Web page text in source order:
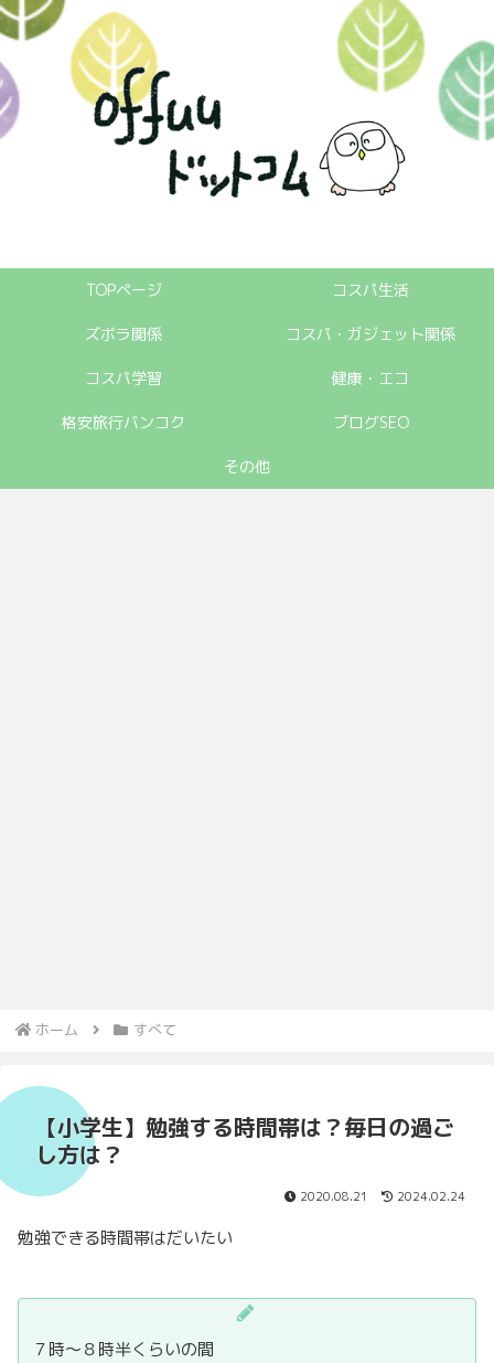
TOPページ コスパ生活
ズボラ関係 コスパ・ガジェット関係
コスパ学習 健康・エコ
格安旅行バンコク ブログSEO
その他
ホーム すべて
【小学生】勉強する時間帯は？毎日の過ご
し方は？
2020.08.21 2024.02.24
勉強できる時間帯はだいたい
７時〜８時半くらいの間